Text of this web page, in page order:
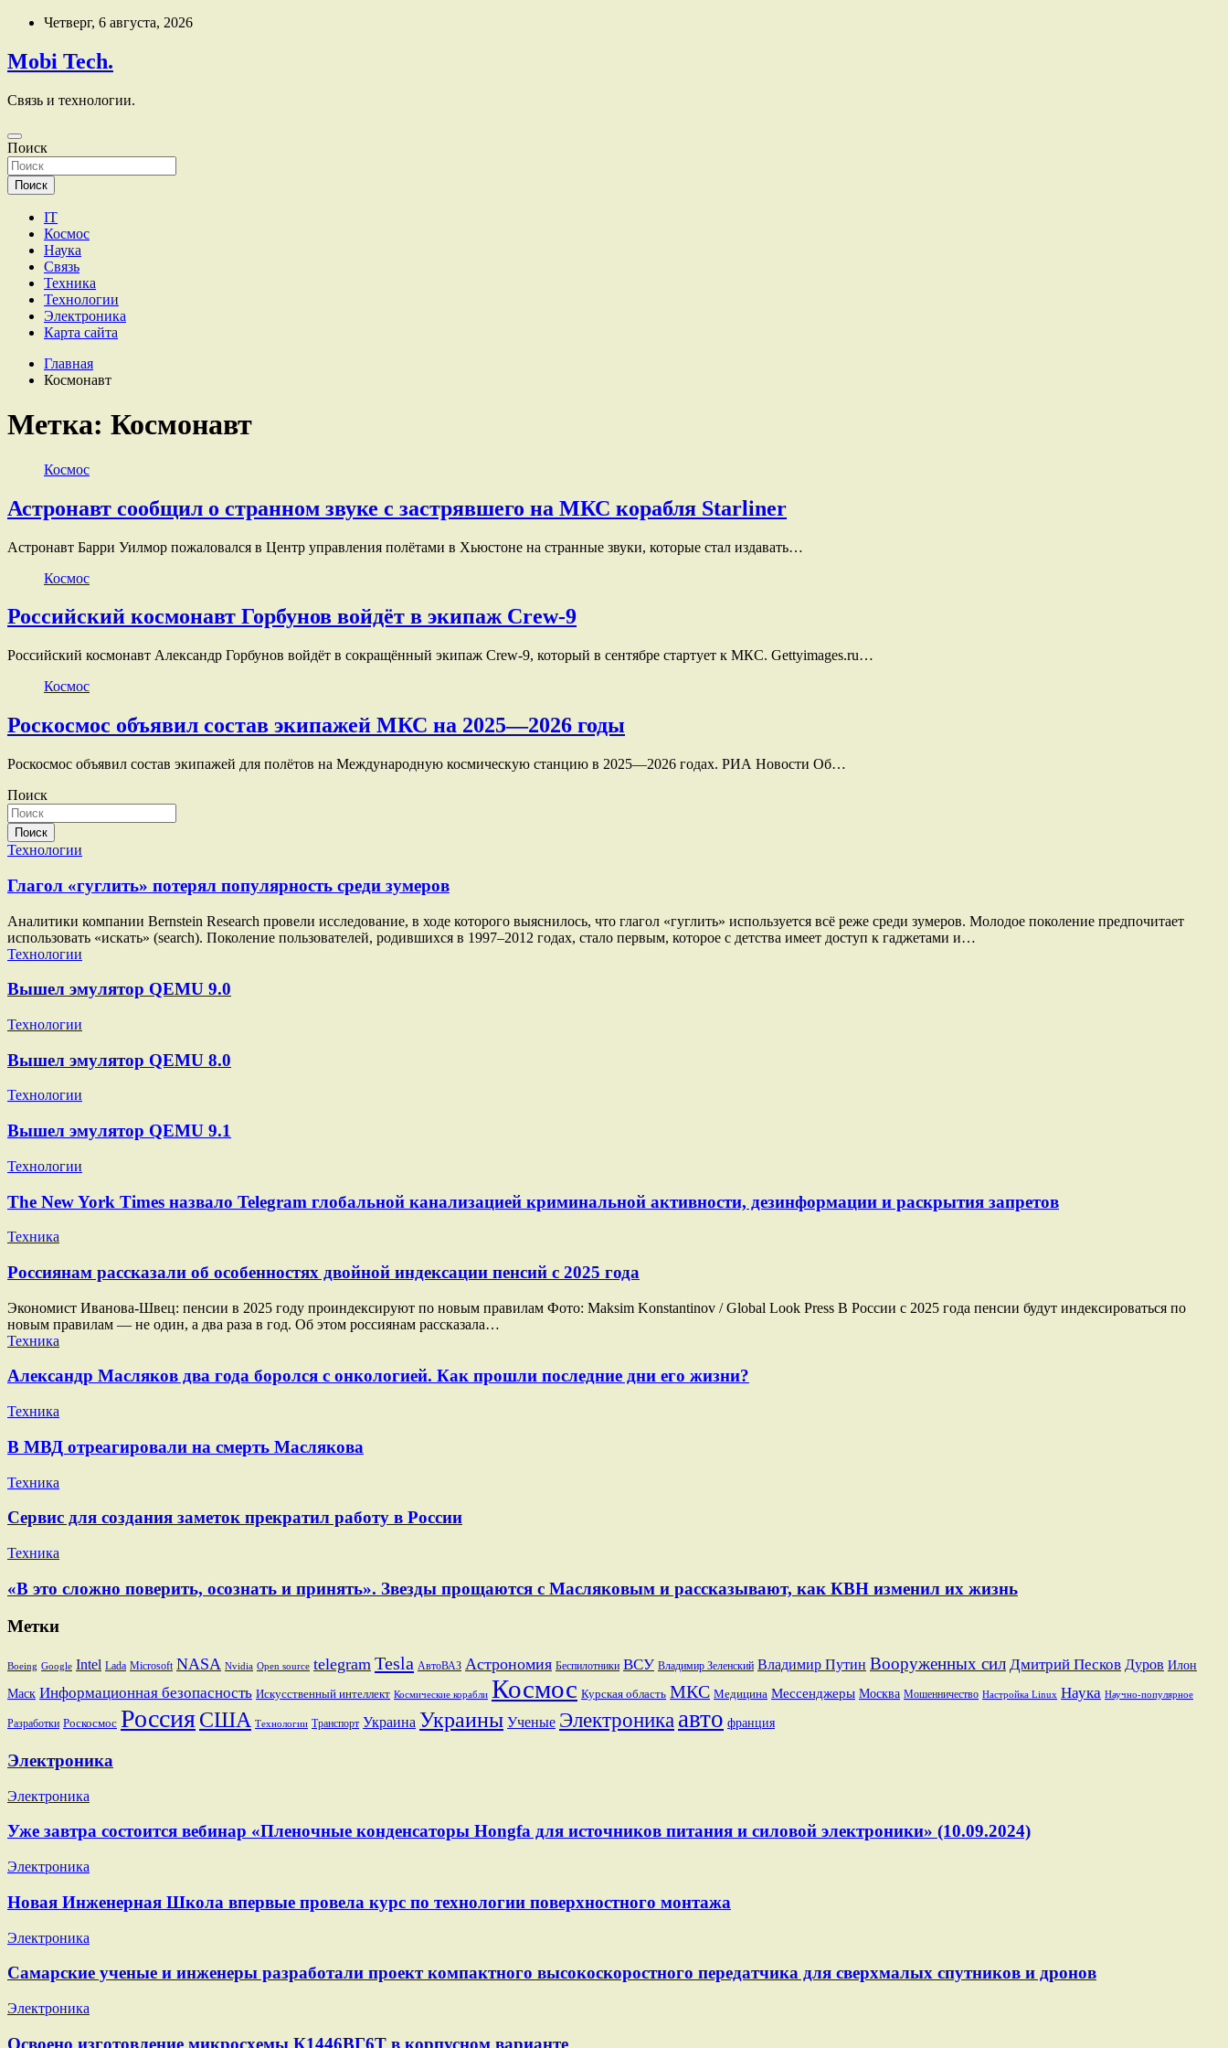
Перейти
содержимому
Четверг, 6 августа, 2026
Mobi Tech.
Связь и технологии.
Поиск
Поиск
IT
Космос
Наука
Связь
Техника
Технологии
Электроника
Карта сайта
Главная
Космонавт
Метка: Космонавт
Космос
Астронавт сообщил о странном звуке с застрявшего на МКС корабля Starliner
Астронавт Барри Уилмор пожаловался в Центр управления полётами в Хьюстоне на странные звуки, которые стал издавать…
Космос
Российский космонавт Горбунов войдёт в экипаж Crew-9
Российский космонавт Александр Горбунов войдёт в сокращённый экипаж Crew-9, который в сентябре стартует к МКС. Gettyimages.ru…
Космос
Роскосмос объявил состав экипажей МКС на 2025—2026 годы
Роскосмос объявил состав экипажей для полётов на Международную космическую станцию в 2025—2026 годах. РИА Новости Об…
Поиск
Поиск
Технологии
Глагол «гуглить» потерял популярность среди зумеров
Аналитики компании Bernstein Research провели исследование, в ходе которого выяснилось, что глагол «гуглить» используется всё реже среди зумеров. Молодое поколение предпочитает
использовать «искать» (search). Поколение пользователей, родившихся в 1997–2012 годах, стало первым, которое с детства имеет доступ к гаджетами и…
Технологии
Вышел эмулятор QEMU 9.0
Технологии
Вышел эмулятор QEMU 8.0
Технологии
Вышел эмулятор QEMU 9.1
Технологии
The New York Times назвало Telegram глобальной канализацией криминальной активности, дезинформации и раскрытия запретов
Техника
Россиянам рассказали об особенностях двойной индексации пенсий с 2025 года
Экономист Иванова-Швец: пенсии в 2025 году проиндексируют по новым правилам Фото: Maksim Konstantinov / Global Look Press В России с 2025 года пенсии будут индексироваться по
новым правилам — не один, а два раза в год. Об этом россиянам рассказала…
Техника
Александр Масляков два года боролся с онкологией. Как прошли последние дни его жизни?
Техника
В МВД отреагировали на смерть Маслякова
Техника
Сервис для создания заметок прекратил работу в России
Техника
«В это сложно поверить, осознать и принять». Звезды прощаются с Масляковым и рассказывают, как КВН изменил их жизнь
Метки
Boeing Google Intel Lada Microsoft NASA Nvidia Open source telegram Tesla АвтоВАЗ Астрономия Беспилотники ВСУ Владимир Зеленский Владимир Путин Вооруженных сил Дмитрий Песков Дуров Илон
Маск Информационная безопасность Искусственный интеллект Космические корабли Космос Курская область МКС Медицина Мессенджеры Москва Мошенничество Настройка Linux Наука Научно-популярное
Разработки Роскосмос РоссияСША Технологии Транспорт Украина Украины Ученые Электроника авто франция
Электроника
Электроника
Уже завтра состоится вебинар «Пленочные конденсаторы Hongfa для источников питания и силовой электроники» (10.09.2024)
Электроника
Новая Инженерная Школа впервые провела курс по технологии поверхностного монтажа
Электроника
Самарские ученые и инженеры разработали проект компактного высокоскоростного передатчика для сверхмалых спутников и дронов
Электроника
Освоено изготовление микросхемы К1446ВГ6Т в корпусном варианте